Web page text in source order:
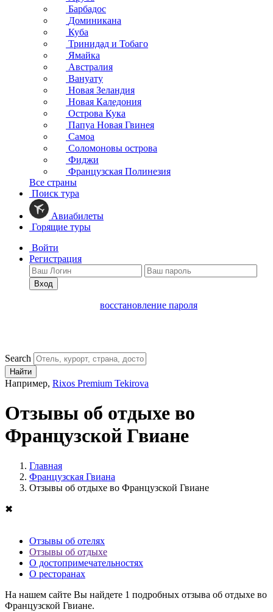
Барбадос
Доминикана
Куба
Тринидад и Тобаго
Ямайка
Австралия
Вануату
Новая Зеландия
Новая Каледония
Острова Кука
Папуа Новая Гвинея
Самоа
Соломоновы острова
Фиджи
Французская Полинезия
Все страны
Поиск тура
Авиабилеты
Горящие туры
Войти
Регистрация
Вход
восстановление пароля
Search
Найти
Например, Rixos Premium Tekirova
Отзывы об отдыхе во
Французской Гвиане
Главная
Французская Гвиана
Отзывы об отдыхе во Французской Гвиане
✖
Отзывы об отелях
Отзывы об отдыхе
О достопримечательностях
О ресторанах
На нашем сайте Вы найдете 1 подробных отзыва об отдыхе во
Французской Гвиане.